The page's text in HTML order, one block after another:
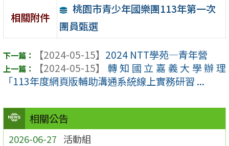
相關公告
2026-06-27 活動組
相關附件
桃園市青少年國樂團113年第一次
團員甄選
【2024-05-15】 2024 NTT學苑—青年營
【2024-05-15】
轉知國立嘉義大學辦理
「113年度網頁版輔助溝通系統線上實務研習 ...